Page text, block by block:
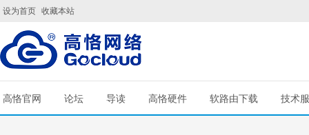
设为首页 收藏本站
高恪官网 论坛 导读 高恪硬件 软路由下载 技术